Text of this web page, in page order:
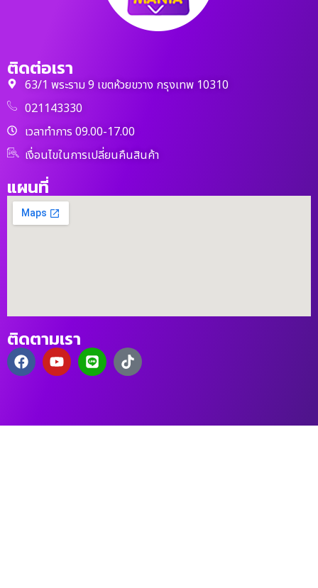
ติดต่อเรา
63/1 พระราม 9 เขตห้วยขวาง กรุงเทพ 10310
021143330
เวลาทำการ 09.00-17.00
เงื่อนไขในการเปลี่ยนคืนสินค้า
แผนที่
ติดตามเรา